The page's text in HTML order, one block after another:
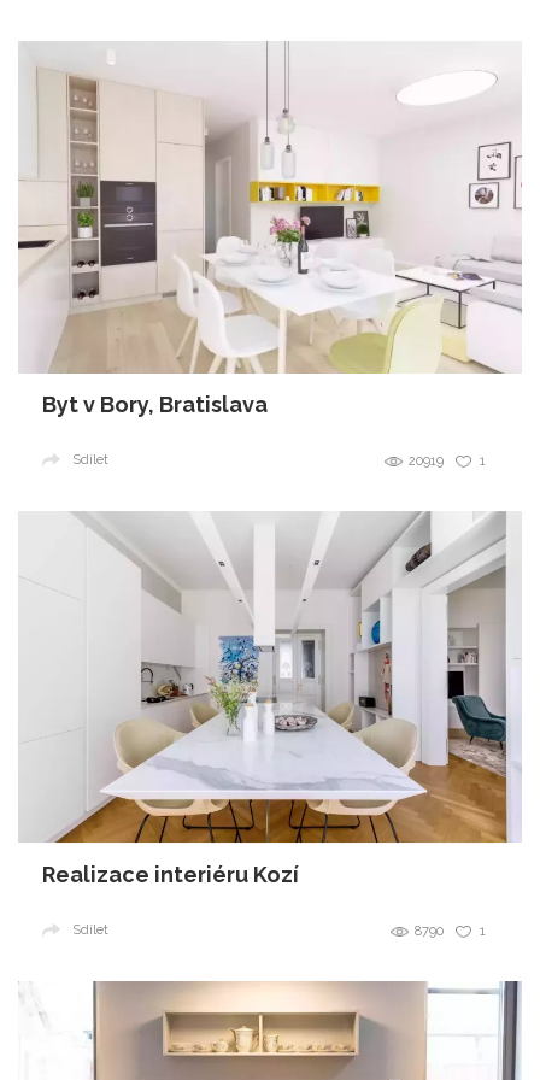
Byt v Bory, Bratislava
1
20919
Sdílet
Realizace interiéru Kozí
1
8790
Sdílet